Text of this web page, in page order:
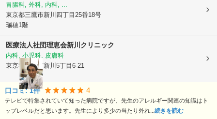
胃腸科, 外科, 内科, ...
東京都三鷹市新川四丁目25番18号
瑞穂1階
医療法人社団理恵会新川クリニック
内科, 小児科, 皮膚科
東京都三鷹市新川5丁目6-21
口コミ:1件 4
テレビで特集されていて知った病院ですが、先生のアレルギー関連の知識はト
ップレベルだと思います。先生により多少の当たり外れ... 続きを読む